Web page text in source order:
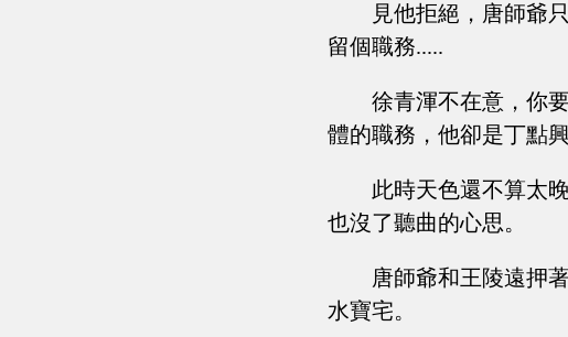
見他拒絕，唐師爺
留個職務.....
徐青渾不在意，你
體的職務，他卻是丁點興
此時天色還不算太
也沒了聽曲的心思。
唐師爺和王陵遠押
水寶宅。